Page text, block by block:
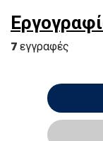
7 εγγραφές